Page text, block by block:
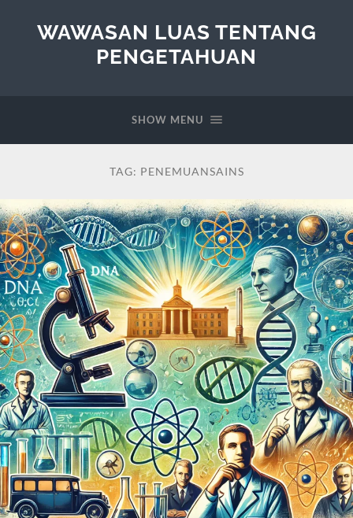
WAWASAN LUAS TENTANG
PENGETAHUAN
SHOW MENU
TAG: PENEMUANSAINS